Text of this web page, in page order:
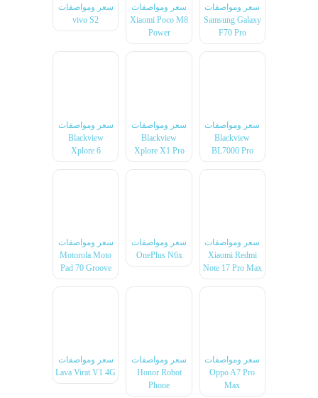
سعر ومواصفات
Samsung Galaxy
F70 Pro
سعر ومواصفات
Xiaomi Poco M8
Power
سعر ومواصفات
vivo S2
سعر ومواصفات
Blackview
BL7000 Pro
سعر ومواصفات
Blackview
Xplore X1 Pro
سعر ومواصفات
Blackview
Xplore 6
سعر ومواصفات
Xiaomi Redmi
Note 17 Pro Max
سعر ومواصفات
OnePlus N6x
سعر ومواصفات
Motorola Moto
Pad 70 Groove
سعر ومواصفات
Oppo A7 Pro
Max
سعر ومواصفات
Honor Robot
Phone
سعر ومواصفات
Lava Virat V1 4G